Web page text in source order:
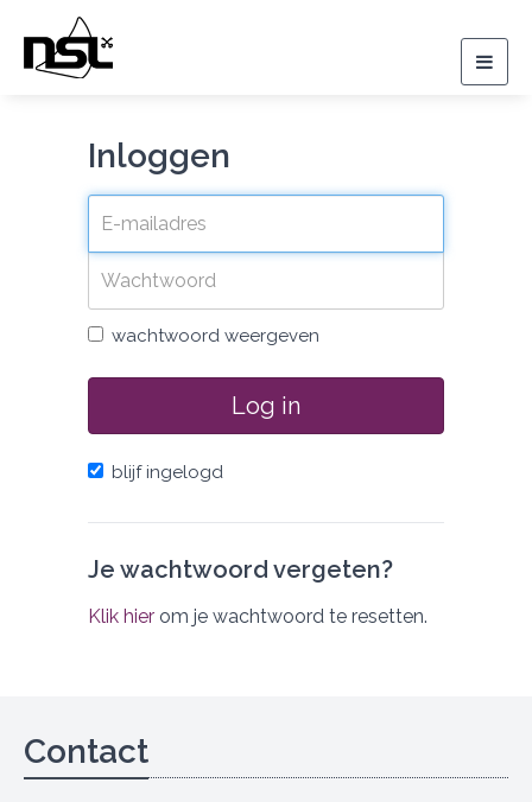
Inloggen
wachtwoord weergeven
Log in
blijf ingelogd
Je wachtwoord vergeten?
Klik hier om je wachtwoord te resetten.
Contact